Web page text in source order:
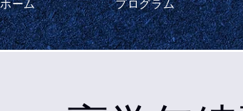
ホーム プログラム